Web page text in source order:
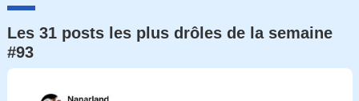
Les 31 posts les plus drôles de la semaine
#93